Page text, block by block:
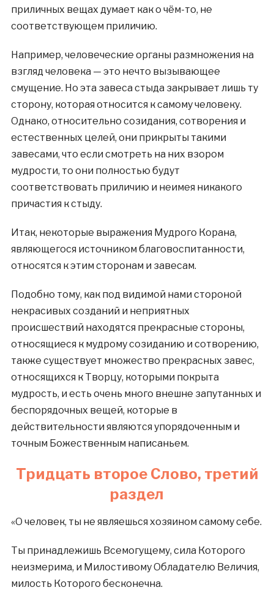
приличных вещах думает как о чём-то, не
соответствующем приличию.
Например, человеческие органы размножения на
взгляд человека — это нечто вызывающее
смущение. Но эта завеса стыда закрывает лишь ту
сторону, которая относится к самому человеку.
Однако, относительно созидания, сотворения и
естественных целей, они прикрыты такими
завесами, что если смотреть на них взором
мудрости, то они полностью будут
соответствовать приличию и неимея никакого
причастия к стыду.
Итак, некоторые выражения Мудрого Корана,
являющегося источником благовоспитанности,
относятся к этим сторонам и завесам.
Подобно тому, как под видимой нами стороной
некрасивых созданий и неприятных
происшествий находятся прекрасные стороны,
относящиеся к мудрому созиданию и сотворению,
также существует множество прекрасных завес,
относящихся к Творцу, которыми покрыта
мудрость, и есть очень много внешне запутанных и
беспорядочных вещей, которые в
действительности являются упорядоченным и
точным Божественным написаньем.
Тридцать второе Слово, третий
раздел
«О человек, ты не являешься хозяином самому себе.
Ты принадлежишь Всемогущему, сила Которого
неизмерима, и Милостивому Обладателю Величия,
милость Которого бесконечна.